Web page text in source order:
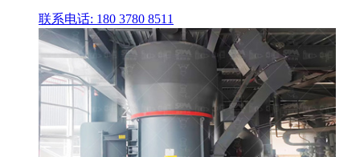
联系电话: 180 3780 8511